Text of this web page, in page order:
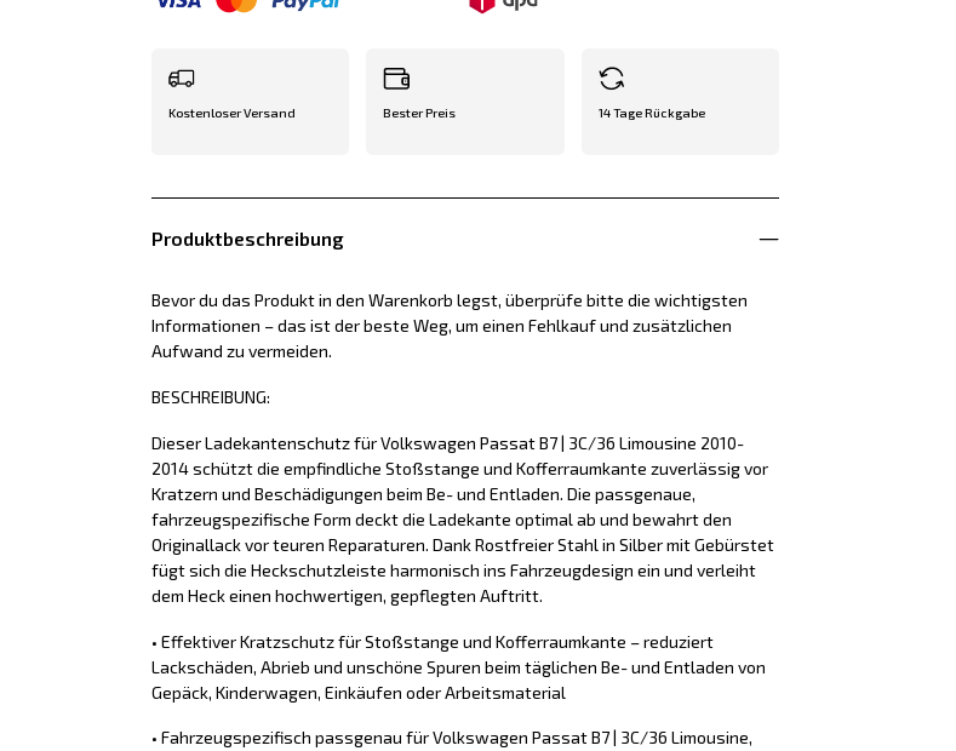
Kostenloser Versand Bester Preis 14 Tage Rückgabe
Produktbeschreibung
Bevor du das Produkt in den Warenkorb legst, überprüfe bitte die wichtigsten
Informationen – das ist der beste Weg, um einen Fehlkauf und zusätzlichen
Aufwand zu vermeiden.
BESCHREIBUNG:
Dieser Ladekantenschutz für Volkswagen Passat B7 | 3C/36 Limousine 2010-
2014 schützt die empfindliche Stoßstange und Kofferraumkante zuverlässig vor
Kratzern und Beschädigungen beim Be- und Entladen. Die passgenaue,
fahrzeugspezifische Form deckt die Ladekante optimal ab und bewahrt den
Originallack vor teuren Reparaturen. Dank Rostfreier Stahl in Silber mit Gebürstet
fügt sich die Heckschutzleiste harmonisch ins Fahrzeugdesign ein und verleiht
dem Heck einen hochwertigen, gepflegten Auftritt.
• Effektiver Kratzschutz für Stoßstange und Kofferraumkante – reduziert
Lackschäden, Abrieb und unschöne Spuren beim täglichen Be- und Entladen von
Gepäck, Kinderwagen, Einkäufen oder Arbeitsmaterial
• Fahrzeugspezifisch passgenau für Volkswagen Passat B7 | 3C/36 Limousine,